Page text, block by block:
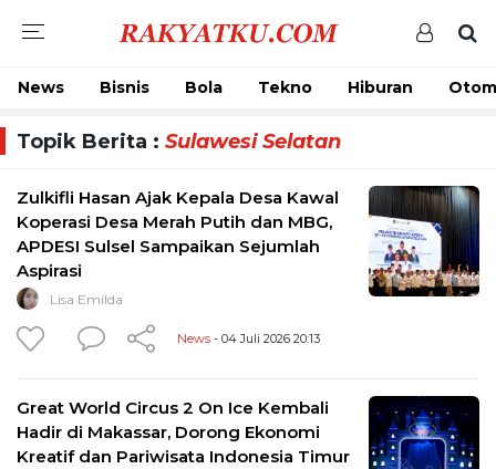
News Bisnis Bola Tekno Hiburan
Topik Berita : Sulawesi Selatan
Zulkifli Hasan Ajak Kepala Desa Kawal
Koperasi Desa Merah Putih dan MBG,
APDESI Sulsel Sampaikan Sejumlah
Aspirasi
Lisa Emilda
News - 04 Juli 2026 20:13
Great World Circus 2 On Ice Kembali
Hadir di Makassar, Dorong Ekonomi
Kreatif dan Pariwisata Indonesia Timur